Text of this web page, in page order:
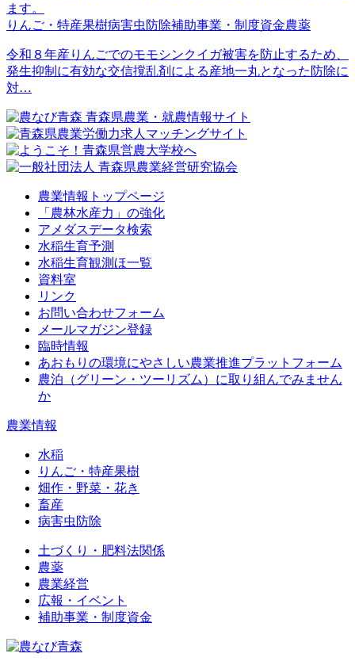
ます。
りんご・特産果樹病害虫防除補助事業・制度資金農薬
令和８年産りんごでのモモシンクイガ被害を防止するため、
発生抑制に有効な交信撹乱剤による産地一丸となった防除に
対…
農業情報トップページ
「農林水産力」の強化
アメダスデータ検索
水稲生育予測
水稲生育観測ほ一覧
資料室
リンク
お問い合わせフォーム
メールマガジン登録
臨時情報
あおもりの環境にやさしい農業推進プラットフォーム
農泊（グリーン・ツーリズム）に取り組んでみません
か
農業情報
水稲
りんご・特産果樹
畑作・野菜・花き
畜産
病害虫防除
土づくり・肥料法関係
農薬
農業経営
広報・イベント
補助事業・制度資金